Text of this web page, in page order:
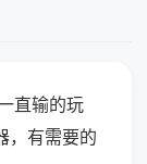
直输的玩
，有需要的